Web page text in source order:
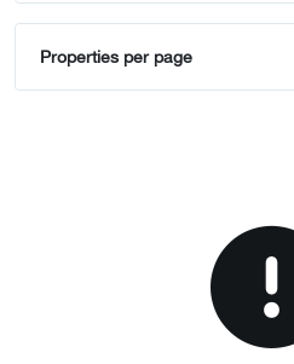
Properties per page